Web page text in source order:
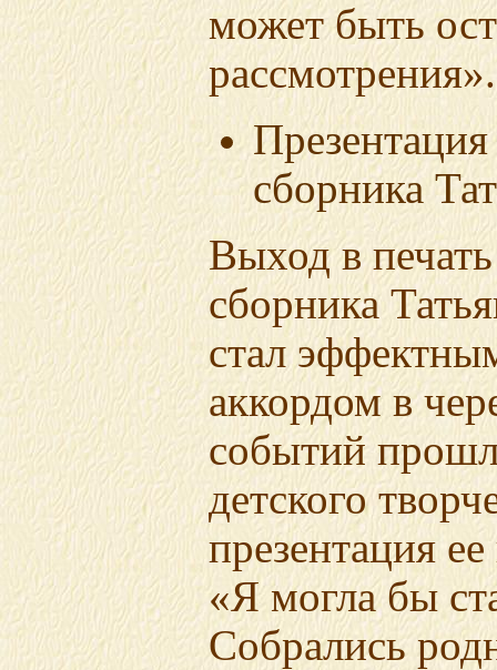
может быть
рассмотрения».
сборника
Выход в
сборника
стал
аккордом в
событий
детского
презентация
«Я могла бы
Собрались